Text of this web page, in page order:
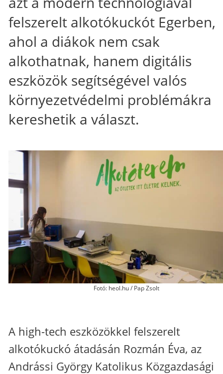
felszerelt alkotókuckót Egerben,
ahol a diákok nem csak
alkothatnak, hanem digitális
eszközök segítségével valós
környezetvédelmi problémákra
kereshetik a választ.
Fotó: heol.hu / Pap Zsolt
A high-tech eszközökkel felszerelt
alkotókuckó átadásán Rozmán Éva, az
Andrássi György Katolikus Közgazdasági